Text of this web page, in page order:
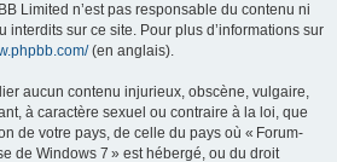
Limited n’est pas responsable du contenu ni
interdits sur ce site. Pour plus d’informations sur
(en anglais).
aucun contenu injurieux, obscène, vulgaire,
à caractère sexuel ou contraire à la loi, que
de votre pays, de celle du pays où « Forum-
de Windows 7 » est hébergé, ou du droit